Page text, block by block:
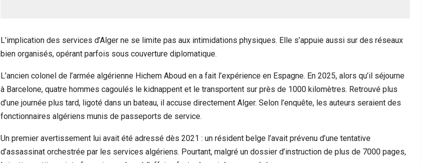
L’implication des services d’Alger ne se limite pas aux intimidations physiques. Elle s’appuie aussi sur des réseaux
bien organisés, opérant parfois sous couverture diplomatique.
L’ancien colonel de l’armée algérienne Hichem Aboud en a fait l’expérience en Espagne. En 2025, alors qu’il séjourne
à Barcelone, quatre hommes cagoulés le kidnappent et le transportent sur près de 1000 kilomètres. Retrouvé plus
d’une journée plus tard, ligoté dans un bateau, il accuse directement Alger. Selon l’enquête, les auteurs seraient des
fonctionnaires algériens munis de passeports de service.
Un premier avertissement lui avait été adressé dès 2021 : un résident belge l’avait prévenu d’une tentative
d’assassinat orchestrée par les services algériens. Pourtant, malgré un dossier d’instruction de plus de 7000 pages,